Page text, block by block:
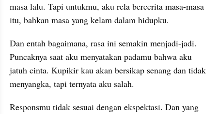
masa lalu. Tapi untukmu, aku rela bercerita masa-masa
itu, bahkan masa yang kelam dalam hidupku.
Dan entah bagaimana, rasa ini semakin menjadi-jadi.
Puncaknya saat aku menyatakan padamu bahwa aku
jatuh cinta. Kupikir kau akan bersikap senang dan tidak
menyangka, tapi ternyata aku salah.
Responsmu tidak sesuai dengan ekspektasi. Dan yang